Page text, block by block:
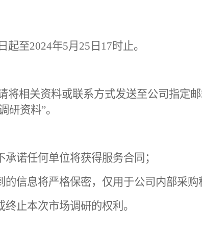
至2024年5月25日17时止。
将相关资料或联系方式发送至公司指定
研资料”。
诺任何单位将获得服务合同；
信息将严格保密，仅用于公司内部采购
止本次市场调研的权利。